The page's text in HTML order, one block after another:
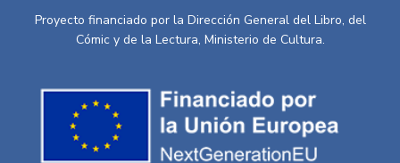
Proyecto financiado por la Dirección General del Libro, del
Cómic y de la Lectura, Ministerio de Cultura.